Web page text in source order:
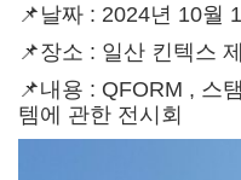
📌날짜 : 2024년 10월
📌장소 : 일산 킨텍스
📌내용 : QFORM , 스
템에 관한 전시회